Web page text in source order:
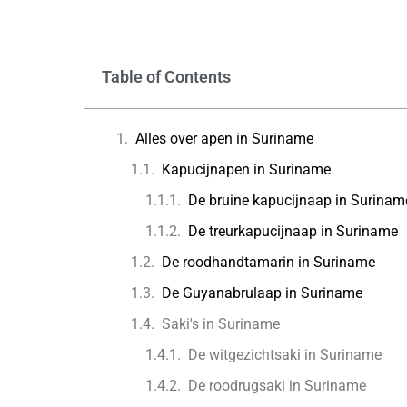
Table of Contents
Alles over apen in Suriname
Kapucijnapen in Suriname
De bruine kapucijnaap in
De treurkapucijnaap in Suriname
De roodhandtamarin in Suriname
De Guyanabrulaap in Suriname
Saki's in Suriname
De witgezichtsaki in Suriname
De roodrugsaki in Suriname